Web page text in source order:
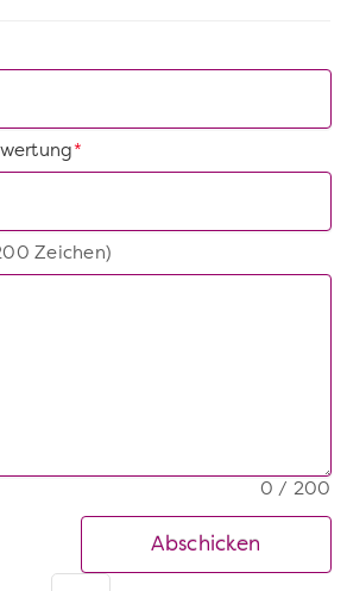
*
Zeichen)
0 / 200
Abschicken